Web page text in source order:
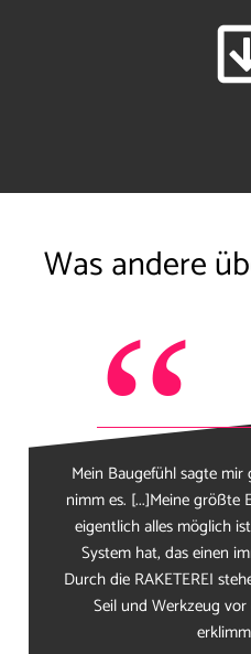
Was andere
“
Mein Baugefühl sagte
nimm es. [...]Meine größte
eigentlich alles möglich
System hat, das einen
Durch die RAKETEREI
Seil und Werkzeug